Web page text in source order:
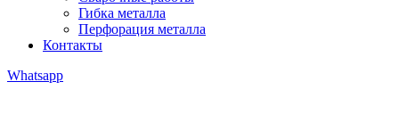
Гибка металла
Перфорация металла
Контакты
Whatsapp